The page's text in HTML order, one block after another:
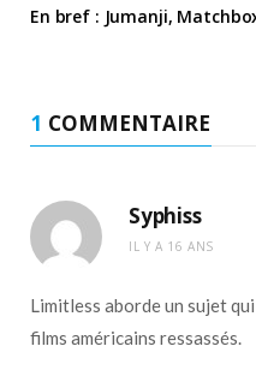
En bref : Jumanji,
1 COMMENTAIRE
Syphiss
IL Y A 16 ANS
Limitless aborde un sujet
films américains ressassés.